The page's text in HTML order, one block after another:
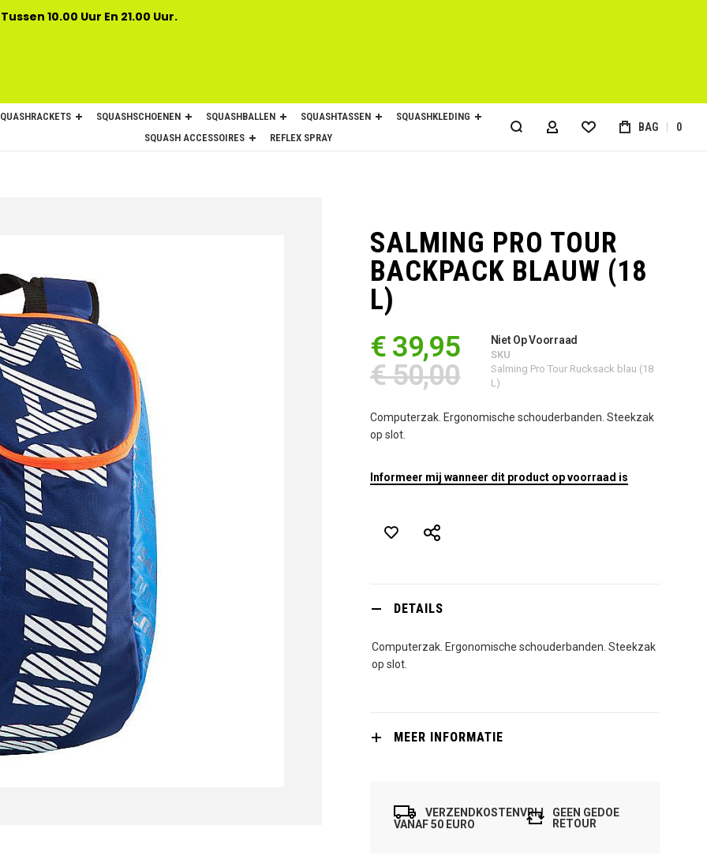
10.00 Uur En 21.00 Uur.
SQUASHSCHOENEN SQUASHBALLEN SQUASHTASSEN
SQUASHKLEDING
SQUASH ACCESSOIRES
REFLEX SPRAY ACCOUNT BAG 0
SALMING PRO TOUR
BACKPACK BLAUW (18
L)
€ 39,95
€ 50,00
Niet Op Voorraad
SKU
Salming Pro Tour Rucksack blau (18
L)
Computerzak. Ergonomische schouderbanden. Steekzak
op slot.
Informeer mij wanneer dit product op voorraad is
DETAILS
Computerzak. Ergonomische schouderbanden. Steekzak
op slot.
MEER INFORMATIE
VERZENDKOSTENVRIJ
VANAF 50 EURO
GEEN GEDOE
RETOUR